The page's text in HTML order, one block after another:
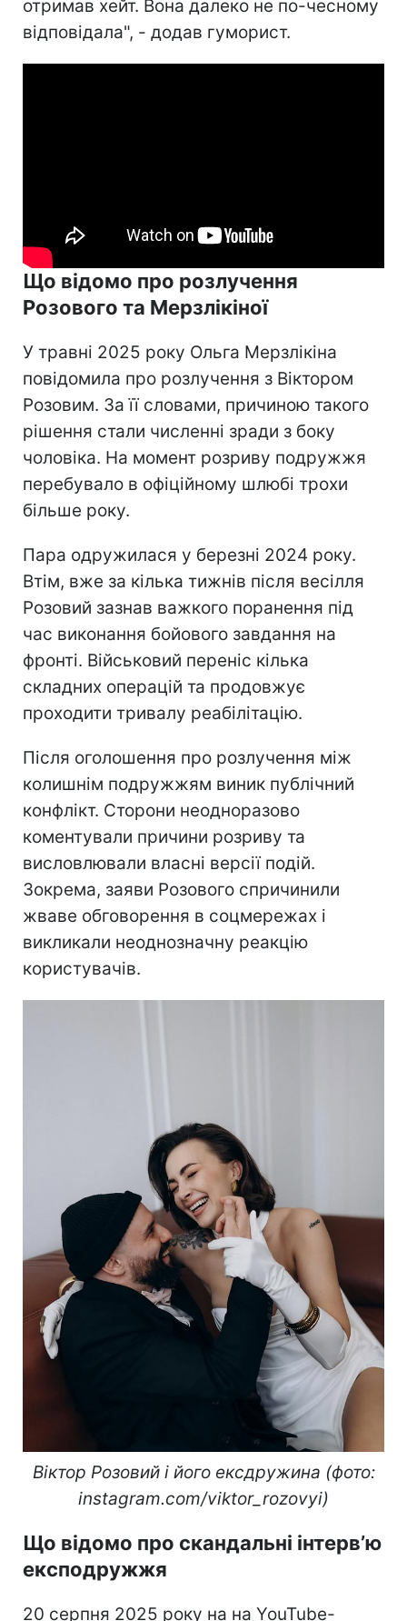
отримав хейт. Вона далеко не по-чесному
відповідала", - додав гуморист.
Що відомо про розлучення
Розового та Мерзлікіної
У травні 2025 року Ольга Мерзлікіна
повідомила про розлучення з Віктором
Розовим. За її словами, причиною такого
рішення стали численні зради з боку
чоловіка. На момент розриву подружжя
перебувало в офіційному шлюбі трохи
більше року.
Пара одружилася у березні 2024 року.
Втім, вже за кілька тижнів після весілля
Розовий зазнав важкого поранення під
час виконання бойового завдання на
фронті. Військовий переніс кілька
складних операцій та продовжує
проходити тривалу реабілітацію.
Після оголошення про розлучення між
колишнім подружжям виник публічний
конфлікт. Сторони неодноразово
коментували причини розриву та
висловлювали власні версії подій.
Зокрема, заяви Розового спричинили
жваве обговорення в соцмережах і
викликали неоднозначну реакцію
користувачів.
Віктор Розовий і його ексдружина (фото:
instagram.com/viktor_rozovyi)
Що відомо про скандальні інтерв’ю
експодружжя
20 серпня 2025 року на на YouTube-